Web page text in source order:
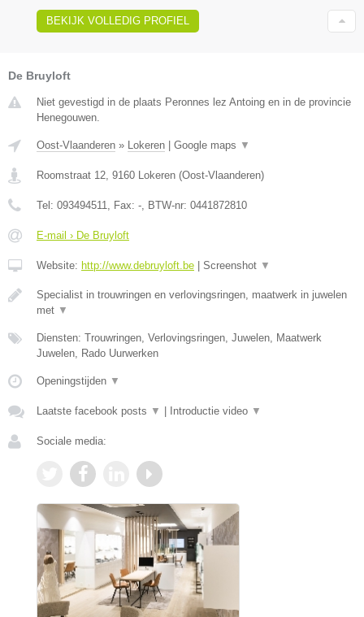
BEKIJK VOLLEDIG PROFIEL
De Bruyloft
Niet gevestigd in de plaats Peronnes lez Antoing en in de provincie
Henegouwen.
Oost-Vlaanderen » Lokeren Google maps ▼
Roomstraat 12, 9160 Lokeren (Oost-Vlaanderen)
Tel: 093494511, Fax: -, BTW-nr: 0441872810
E-mail › De Bruyloft
Website: http://www.debruyloft.be Screenshot ▼
Specialist in trouwringen en verlovingsringen, maatwerk in juwelen
met ▼
Diensten: Trouwringen, Verlovingsringen, Juwelen, Maatwerk
Juwelen, Rado Uurwerken
Openingstijden ▼
Laatste facebook posts ▼ Introductie video ▼
Sociale media: